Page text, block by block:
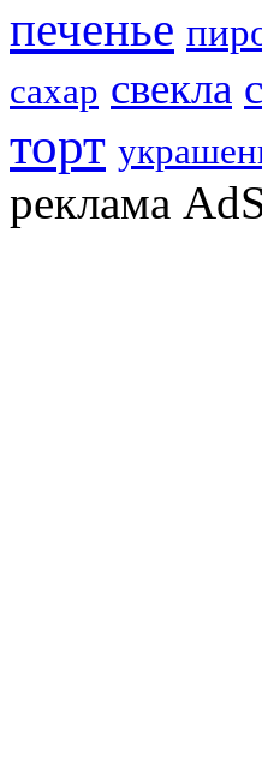
печенье
сахар свекла
торт
реклама